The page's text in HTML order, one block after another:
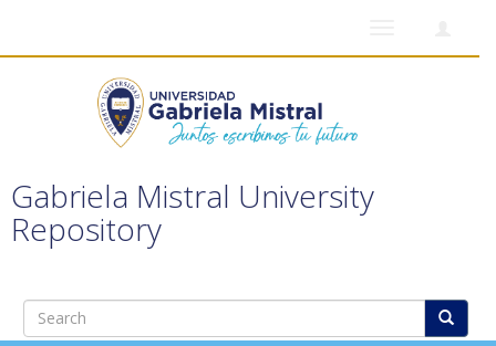
Gabriela Mistral University
Repository